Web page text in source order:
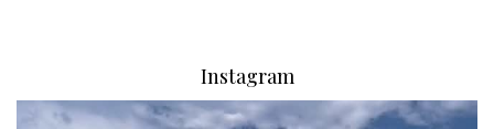
Instagram